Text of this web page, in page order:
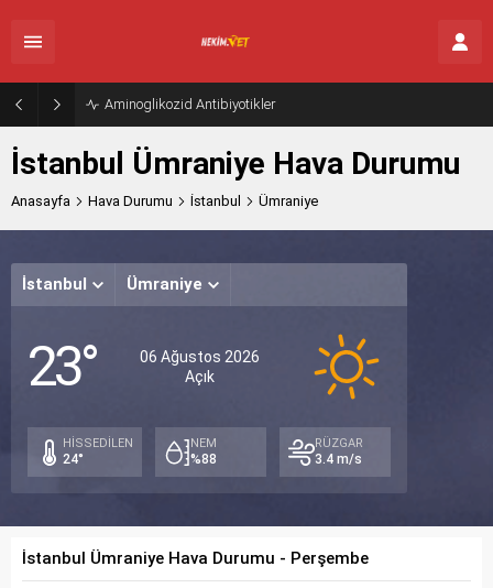
Aminoglikozid Antibiyotikler
İstanbul Ümraniye Hava Durumu
Anasayfa Hava Durumu İstanbul Ümraniye
İstanbul Ümraniye
23°
06 Ağustos 2026
Açık
HİSSEDİLEN
24°
NEM
%88
RÜZGAR
3.4 m/s
İstanbul Ümraniye Hava Durumu - Perşembe